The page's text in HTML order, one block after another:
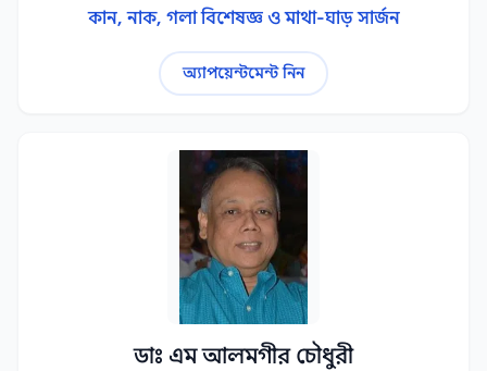
কান, নাক, গলা বিশেষজ্ঞ ও মাথা-ঘাড় সার্জন
অ্যাপয়েন্টমেন্ট নিন
ডাঃ এম আলমগীর চৌধুরী